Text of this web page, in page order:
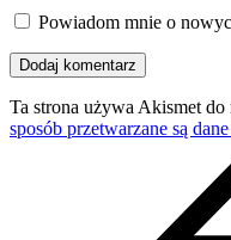
Powiadom mnie o
Ta strona używa Akismet do
sposób przetwarzane są